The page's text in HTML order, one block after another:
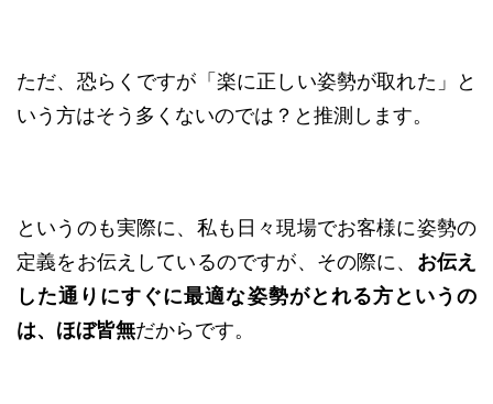
ただ、恐らくですが「楽に正しい姿勢が取れた」と
いう方はそう多くないのでは？と推測します。
というのも実際に、私も日々現場でお客様に姿勢の
定義をお伝えしているのですが、その際に、 お伝え
した通りにすぐに最適な姿勢がとれる方というの
は、ほぼ皆無だからです。